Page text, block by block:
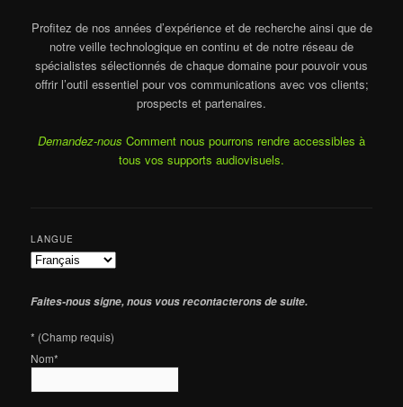
Profitez de nos années d’expérience et de recherche ainsi que de
notre veille technologique en continu et de notre réseau de
spécialistes sélectionnés de chaque domaine pour pouvoir vous
offrir l’outil essentiel pour vos communications avec vos clients;
prospects et partenaires.
Demandez-nous Comment nous pourrons rendre accessibles à
tous vos supports audiovisuels.
LANGUE
Faites-nous signe, nous vous recontacterons de suite.
* (Champ requis)
Nom*